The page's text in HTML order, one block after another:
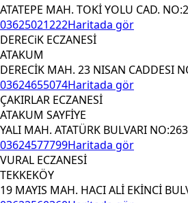
ATATEPE MAH. TOKİ YOLU CAD.
03625021222Haritada gör
DERECiK ECZANESİ
ATAKUM
DERECİK MAH. 23 NISAN CADDESI
03624655074Haritada gör
ÇAKIRLAR ECZANESİ
ATAKUM SAYFİYE
YALI MAH. ATATÜRK BULVARI
03624577799Haritada gör
VURAL ECZANESİ
TEKKEKÖY
19 MAYIS MAH. HACI ALİ EKİNCİ